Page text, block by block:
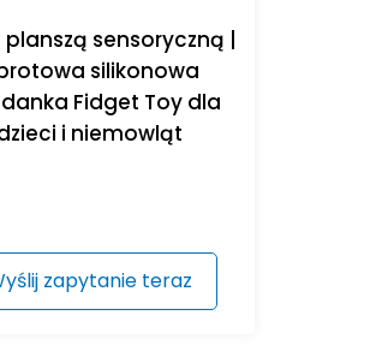
planszą sensoryczną |
silikonowa
Fidget Toy dla
i niemowląt
zapytanie teraz